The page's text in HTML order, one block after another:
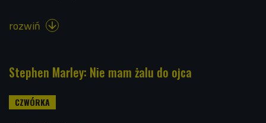
rozwiń 
Stephen Marley: Nie mam żalu do ojca